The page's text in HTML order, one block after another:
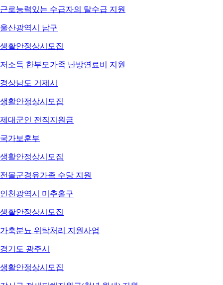
근로능력있는 수급자의 탈수급 지원
울산광역시 남구
생활안정상시모집
저소득 한부모가족 난방연료비 지원
경상남도 거제시
생활안정상시모집
제대군인 전직지원금
국가보훈부
생활안정상시모집
전몰군경유가족 수당 지원
인천광역시 미추홀구
생활안정상시모집
가축분뇨 위탁처리 지원사업
경기도 광주시
생활안정상시모집